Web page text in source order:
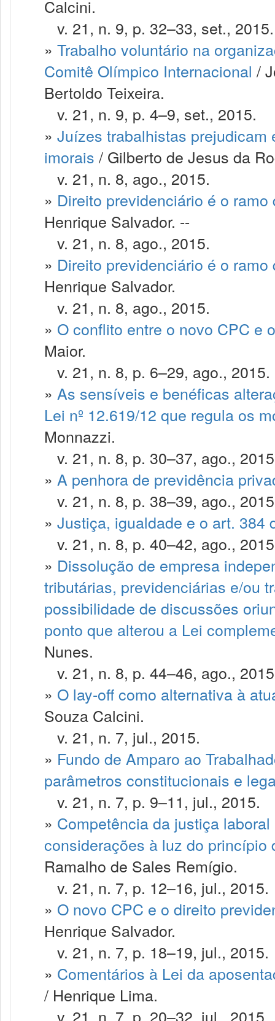
Calcini.
v. 21, n. 9, p. 32–33, set., 2015.
» Trabalho voluntário na
Comitê Olímpico Internacional /
Bertoldo Teixeira.
v. 21, n. 9, p. 4–9, set., 2015.
» Juízes trabalhistas
imorais / Gilberto de Jesus da
v. 21, n. 8, ago., 2015.
» Direito previdenciário é o
Henrique Salvador. --
v. 21, n. 8, ago., 2015.
» Direito previdenciário é o
Henrique Salvador.
v. 21, n. 8, ago., 2015.
» O conflito entre o novo CPC e
Maior.
v. 21, n. 8, p. 6–29, ago., 2015.
» As sensíveis e benéficas
Lei nº 12.619/12 que regula os
Monnazzi.
v. 21, n. 8, p. 30–37, ago.,
» A penhora de previdência
v. 21, n. 8, p. 38–39, ago.,
» Justiça, igualdade e o art. 384
v. 21, n. 8, p. 40–42, ago.,
» Dissolução de empresa
tributárias, previdenciárias e/ou
possibilidade de discussões
ponto que alterou a Lei
Nunes.
v. 21, n. 8, p. 44–46, ago.,
» O lay-off como alternativa à
Souza Calcini.
v. 21, n. 7, jul., 2015.
» Fundo de Amparo ao
parâmetros constitucionais e
v. 21, n. 7, p. 9–11, jul., 2015.
» Competência da justiça
considerações à luz do princípio
Ramalho de Sales Remígio.
v. 21, n. 7, p. 12–16, jul., 2015.
» O novo CPC e o direito
Henrique Salvador.
v. 21, n. 7, p. 18–19, jul., 2015.
» Comentários à Lei da
/ Henrique Lima.
v. 21, n. 7, p. 20–32, jul., 2015.